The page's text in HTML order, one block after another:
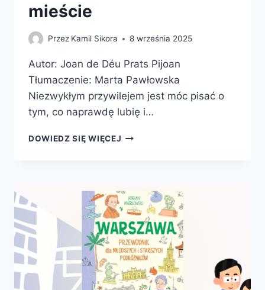
mieście
Przez Kamil Sikora 8 września 2025
Autor: Joan de Déu Prats Pijoan
Tłumaczenie: Marta Pawłowska
Niezwykłym przywilejem jest móc pisać o
tym, co naprawdę lubię i…
DOWIEDZ SIĘ WIĘCEJ BARCELONA.